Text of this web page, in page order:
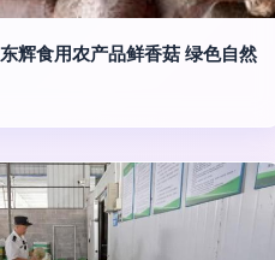
辉食用农产品鲜香菇 绿色自然